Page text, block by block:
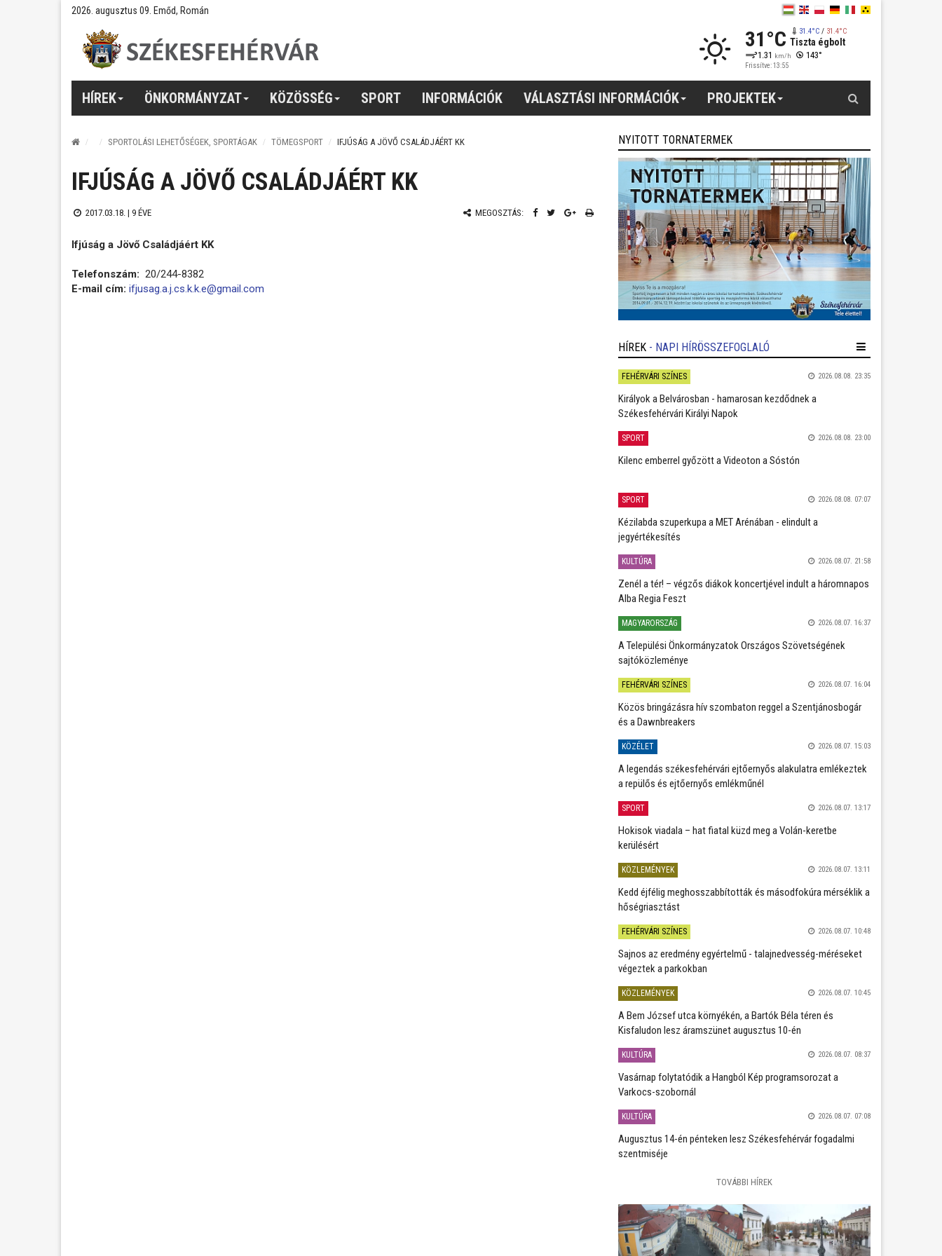
2026. augusztus 09. Emőd, Román
31°C 31.4°C/ 31.4°C
Tiszta égbolt
1.31 km/h 143°
Frissítve: 13:55
HÍREK ÖNKORMÁNYZAT KÖZÖSSÉG SPORT INFORMÁCIÓK VÁLASZTÁSI INFORMÁCIÓK PROJEKTEK
SPORTOLÁSI LEHETŐSÉGEK, SPORTÁGAK TÖMEGSPORT IFJÚSÁG A JÖVŐ CSALÁDJÁÉRT KK
IFJÚSÁG A JÖVŐ CSALÁDJÁÉRT KK
2017.03.18. | 9 ÉVE MEGOSZTÁS:
Ifjúság a Jövő Családjáért KK
Telefonszám: 20/244-8382
E-mail cím: ifjusag.a.j.cs.k.k.e@gmail.com
NYITOTT TORNATERMEK
HÍREK - NAPI HÍRÖSSZEFOGLALÓ
FEHÉRVÁRI SZÍNES 2026.08.08. 23:35
Királyok a Belvárosban - hamarosan kezdődnek a
Székesfehérvári Királyi Napok
SPORT 2026.08.08. 23:00
Kilenc emberrel győzött a Videoton a Sóstón
SPORT 2026.08.08. 07:07
Kézilabda szuperkupa a MET Arénában - elindult a
jegyértékesítés
KULTÚRA 2026.08.07. 21:58
Zenél a tér! – végzős diákok koncertjével indult a háromnapos
Alba Regia Feszt
MAGYARORSZÁG 2026.08.07. 16:37
A Települési Önkormányzatok Országos Szövetségének
sajtóközleménye
FEHÉRVÁRI SZÍNES 2026.08.07. 16:04
Közös bringázásra hív szombaton reggel a Szentjánosbogár
és a Dawnbreakers
KÖZÉLET 2026.08.07. 15:03
A legendás székesfehérvári ejtőernyős alakulatra emlékeztek
a repülős és ejtőernyős emlékműnél
SPORT 2026.08.07. 13:17
Hokisok viadala – hat fiatal küzd meg a Volán-keretbe
kerülésért
KÖZLEMÉNYEK 2026.08.07. 13:11
Kedd éjfélig meghosszabbították és másodfokúra mérséklik a
hőségriasztást
FEHÉRVÁRI SZÍNES 2026.08.07. 10:48
Sajnos az eredmény egyértelmű - talajnedvesség-méréseket
végeztek a parkokban
KÖZLEMÉNYEK 2026.08.07. 10:45
A Bem József utca környékén, a Bartók Béla téren és
Kisfaludon lesz áramszünet augusztus 10-én
KULTÚRA 2026.08.07. 08:37
Vasárnap folytatódik a Hangból Kép programsorozat a
Varkocs-szobornál
KULTÚRA 2026.08.07. 07:08
Augusztus 14-én pénteken lesz Székesfehérvár fogadalmi
szentmiséje
TOVÁBBI HÍREK